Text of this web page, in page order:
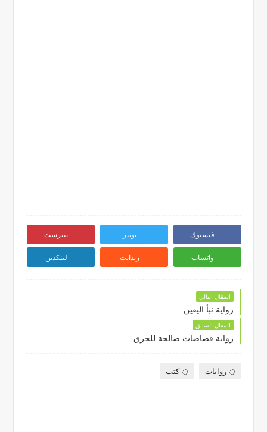
فيسبوك تويتر بنترست
واتساب ريدايت لينكدين
المقال التالي
رواية نبأ اليقين
المقال السابق
رواية قصاصات صالحة للحرق
روايات كتب